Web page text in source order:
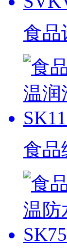
食品
食品